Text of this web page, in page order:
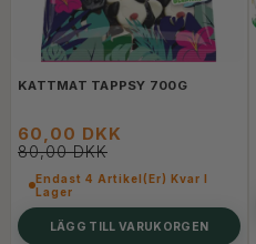
KATTMAT TAPPSY 700G
60,00 DKK
80,00 DKK
Endast 4 Artikel(er) Kvar I
Lager
LÄGG TILL VARUKORGEN